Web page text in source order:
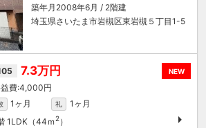
築年月2008年6月 / 2階建
埼玉県さいたま市岩槻区東岩槻５丁目1-5
NEW
7.3万円
4,000円
1ヶ月 礼
1ヶ月
1LDK（44ｍ2）